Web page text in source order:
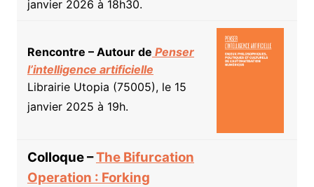
janvier 2026 à 18h30.
Rencontre – Autour de Penser
l’intelligence artificielle
Librairie Utopia (75005), le 15
janvier 2025 à 19h.
Colloque –The Bifurcation
Operation : Forking